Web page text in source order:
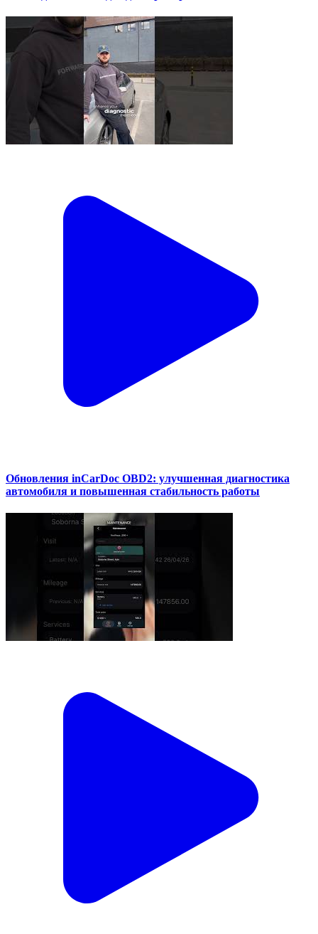
Обновления inCarDoc OBD2: улучшенная диагностика
автомобиля и повышенная стабильность работы